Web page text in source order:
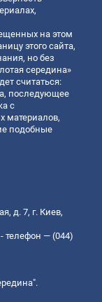
на этом
этого сайта,
но без
середина»
считаться:
последующее
с
материалов,
подобные
д. 7, г. Киев,
телефон — (044)